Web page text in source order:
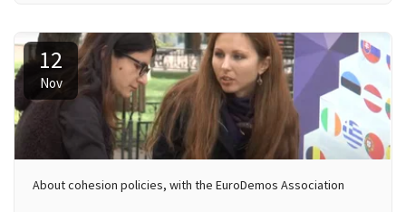
12
Nov
About cohesion policies, with the EuroDemos Association